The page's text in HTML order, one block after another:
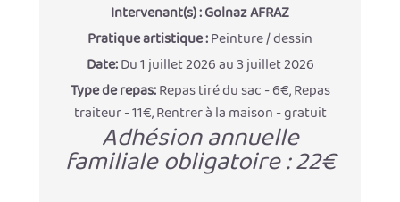
Intervenant(s) :Golnaz AFRAZ
Pratique artistique :Peinture / dessin
Date:Du 1 juillet 2026 au 3 juillet 2026
Type de repas:Repas tiré du sac - 6€, Repas
traiteur - 11€, Rentrer à la maison - gratuit
Adhésion annuelle
familiale obligatoire : 22€